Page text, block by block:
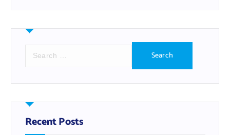
r
h
f
oRecent Posts